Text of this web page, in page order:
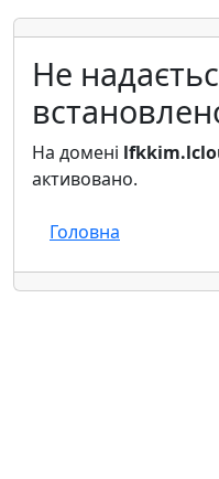
Не
На домені
активовано.
Головна